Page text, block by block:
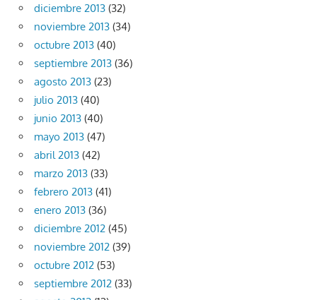
diciembre 2013 (32)
noviembre 2013 (34)
octubre 2013 (40)
septiembre 2013 (36)
agosto 2013 (23)
julio 2013 (40)
junio 2013 (40)
mayo 2013 (47)
abril 2013 (42)
marzo 2013 (33)
febrero 2013 (41)
enero 2013 (36)
diciembre 2012 (45)
noviembre 2012 (39)
octubre 2012 (53)
septiembre 2012 (33)